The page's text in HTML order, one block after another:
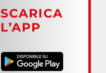
SCARICA
L’APP